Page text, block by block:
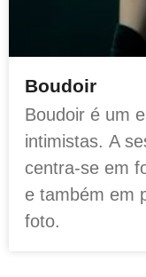
Boudoir
Boudoir é um
intimistas. A
centra-se em
e também em
foto.